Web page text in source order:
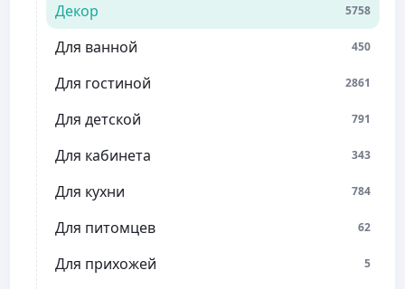
Декор 5758
Для ванной 450
Для гостиной 2861
Для детской 791
Для кабинета 343
Для кухни 784
Для питомцев 62
Для прихожей 5